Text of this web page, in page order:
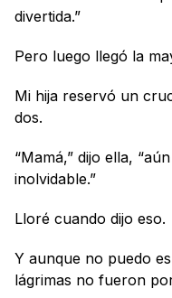
divertida.”
Pero luego llegó la
Mi hija reservó un
dos.
“Mamá,” dijo ella,
inolvidable.”
Lloré cuando dijo eso.
Y aunque no puedo
lágrimas no fueron